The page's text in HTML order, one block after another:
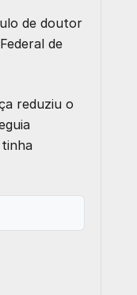
de doutor
de
reduziu o